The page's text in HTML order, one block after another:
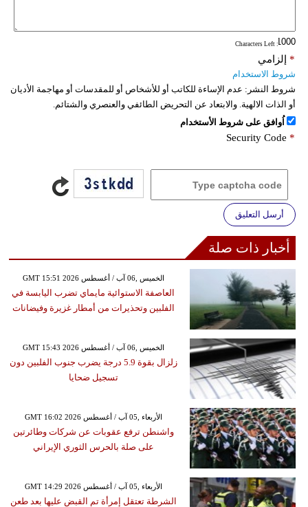
: Characters Left
إلزامي *
شروط الاستخدام
شروط النشر: عدم الإساءة للكاتب أو للأشخاص أو للمقدسات أو مهاجمة الأديان
أو الذات الالهية. والابتعاد عن التحريض الطائفي والعنصري والشتائم.
اُوافق على شروط الأستخدام
Security Code *
أرسل التعليق
أخبار ذات صلة
GMT 15:51 2026 الخميس ,06 آب / أغسطس
العاصفة الاستوائية مايماي تضرب اليابسة في
الفلبين وتحذيرات من أمطار غزيرة وفيضانات
GMT 15:43 2026 الخميس ,06 آب / أغسطس
زلزال بقوة 5.9 درجة يضرب جنوب الفلبين دون
تسجيل ضحايا
GMT 16:02 2026 الأربعاء ,05 آب / أغسطس
واشنطن ترفع عقوبات عن شركات وطائرتين
على صلة بالحرس الثوري الإيراني
GMT 14:29 2026 الأربعاء ,05 آب / أغسطس
الشرطة تعتقل إمرأة تم القبض عليها بعد طعن